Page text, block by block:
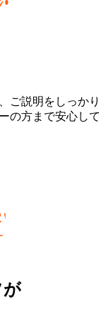
ご説明をしっかり
の方まで安心して
が